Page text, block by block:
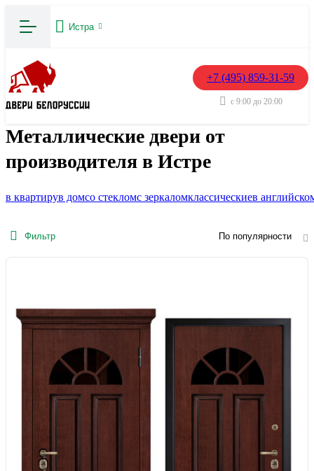
Истра
+7 (495) 859-31-59
с 9:00 до 20:00
Металлические двери от
производителя в Истре
в квартирув домсо стекломс зеркаломклассическиев
Фильтр По популярности